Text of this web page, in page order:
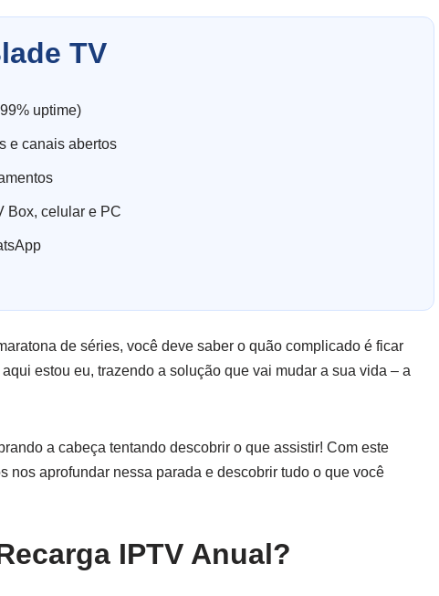
TV
uptime)
e canais abertos
Box, celular e PC
de séries, você deve saber o quão complicado é ficar
estou eu, trazendo a solução que vai mudar a sua vida – a
a cabeça tentando descobrir o que assistir! Com este
nos aprofundar nessa parada e descobrir tudo o que você
IPTV Anual?